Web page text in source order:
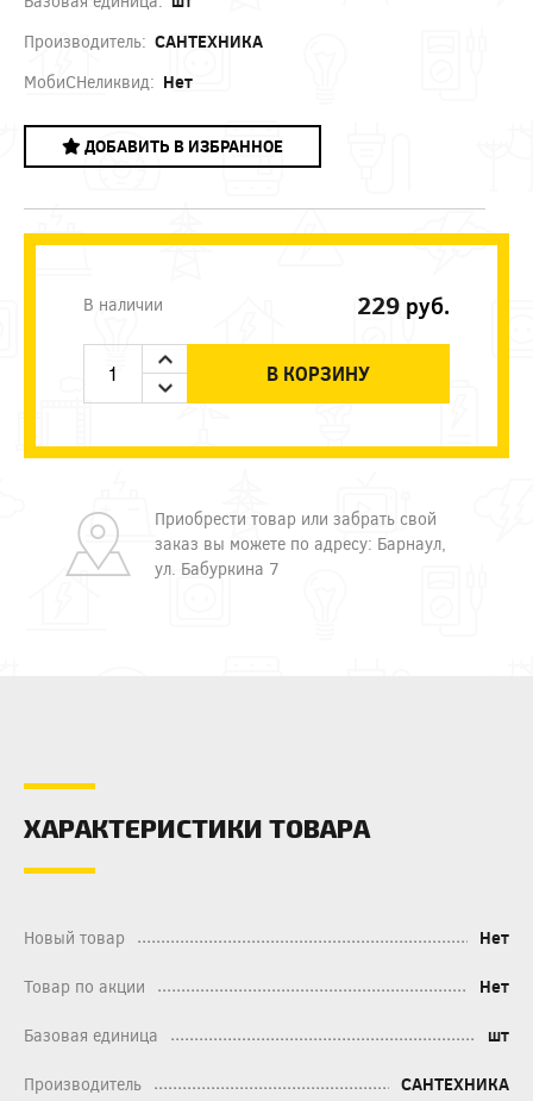
Производитель: САНТЕХНИКА
МобиСНеликвид: Нет
ДОБАВИТЬ В ИЗБРАННОЕ
В наличии 229 руб.
В КОРЗИНУ
Приобрести товар или забрать свой
заказ вы можете по адресу: Барнаул,
ул. Бабуркина 7
ХАРАКТЕРИСТИКИ ТОВАРА
Новый товар Нет
Товар по акции Нет
Базовая единица шт
Производитель САНТЕХНИКА